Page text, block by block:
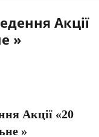
Акції
»
Акції «20
»